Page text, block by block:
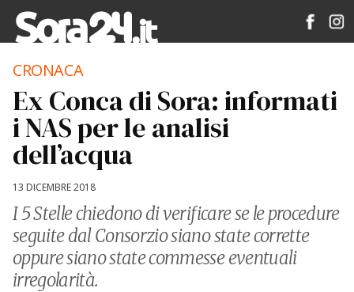
CRONACA
Ex Conca di Sora: informati
i NAS per le analisi
dell’acqua
13 DICEMBRE 2018
I 5 Stelle chiedono di verificare se le procedure
seguite dal Consorzio siano state corrette
oppure siano state commesse eventuali
irregolarità.